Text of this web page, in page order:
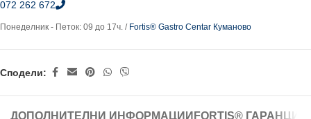
072 262 672
Понеделник - Петок: 09 до 17ч. / Fortis® Gastro Centar Куманово
Сподели:
ДОПОЛНИТЕЛНИ ИНФОРМАЦИИ FORTIS®